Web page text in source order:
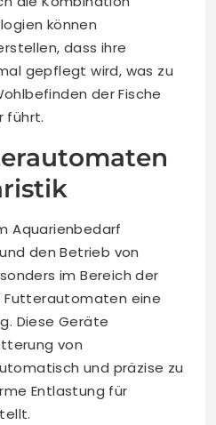
können
dass ihre
gepflegt wird, was zu
der Fische
führt.
Aquarienbedarf
den Betrieb von
im Bereich der
Futterautomaten eine
Diese Geräte
von
und präzise zu
Entlastung für